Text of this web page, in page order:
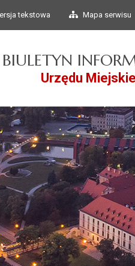
Przejdź do
Przejdź
tekstowa Mapa serwisu
BIULETYN
Urzędu